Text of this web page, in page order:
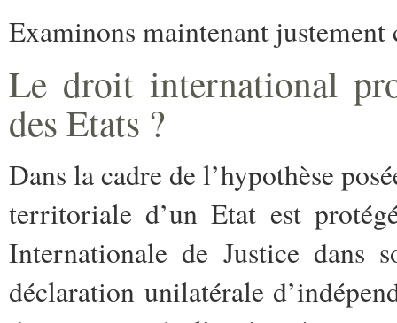
Examinons maintenant
Le droit international
des Etats ?
Dans la cadre de l’hypothèse
territoriale d’un Etat est
Internationale de Justice
déclaration unilatérale